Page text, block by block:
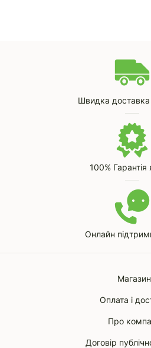
Швидка доставка
100% Гарантія
Онлайн
Оплата і
Про
Договір